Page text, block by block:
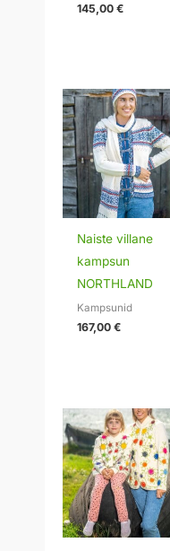
145,00€
Naiste villane
kampsun
NORTHLAND
Kampsunid
167,00€